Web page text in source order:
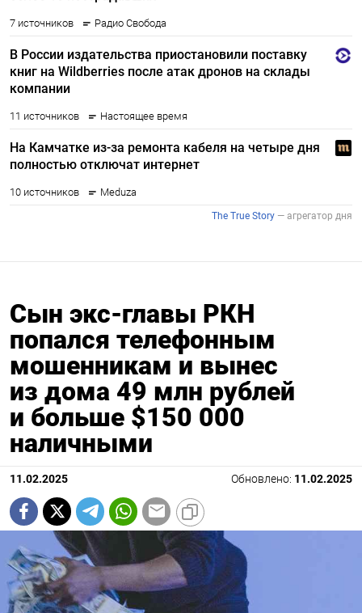
Сын экс-главы РКН
попался телефонным
мошенникам и вынес
из дома 49 млн рублей
и больше $150 000
наличными
11.02.2025 Обновлено: 11.02.2025